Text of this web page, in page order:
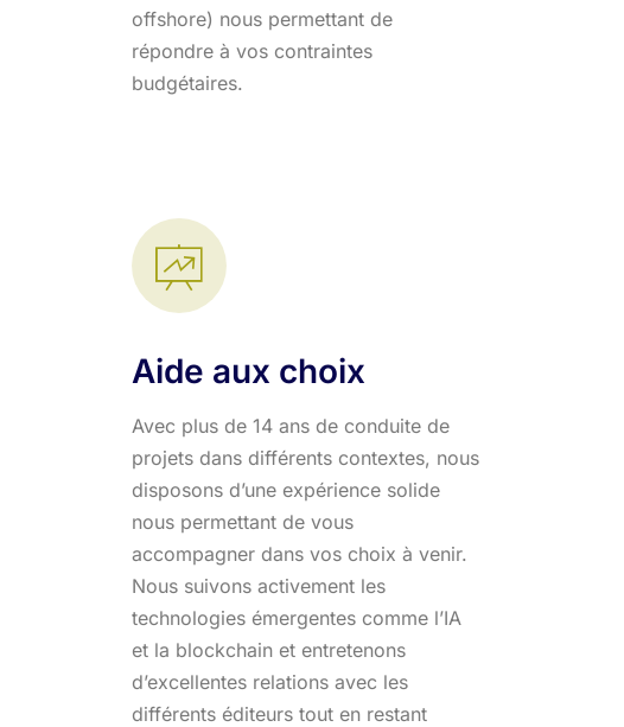
offshore) nous permettant de
répondre à vos contraintes
budgétaires.
Aide aux choix
Avec plus de 14 ans de conduite de
projets dans différents contextes, nous
disposons d’une expérience solide
nous permettant de vous
accompagner dans vos choix à venir.
Nous suivons activement les
technologies émergentes comme l’IA
et la blockchain et entretenons
d’excellentes relations avec les
différents éditeurs tout en restant